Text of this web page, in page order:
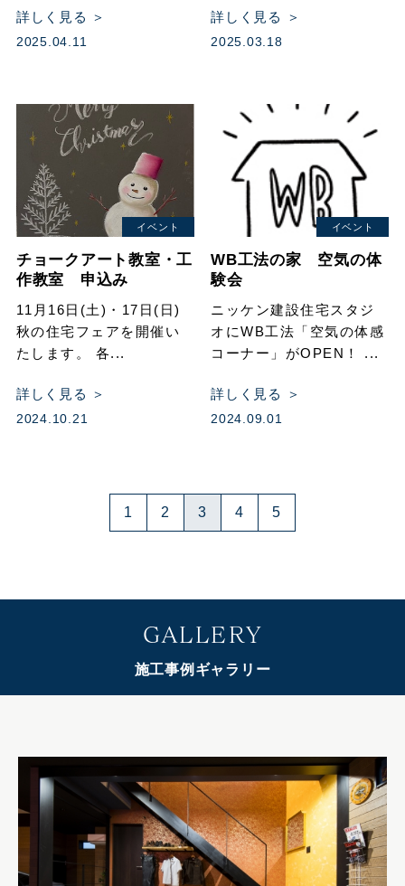
詳しく見る ＞
2025.04.11
詳しく見る ＞
2025.03.18
イベント
チョークアート教室・工
作教室 申込み
11月16日(土)・17日(日)
秋の住宅フェアを開催い
たします。 各...
詳しく見る ＞
2024.10.21
イベント
WB工法の家 空気の体
験会
ニッケン建設住宅スタジ
オにWB工法「空気の体感
コーナー」がOPEN！ ...
詳しく見る ＞
2024.09.01
1 2 3 4 5
GALLERY
施工事例ギャラリー